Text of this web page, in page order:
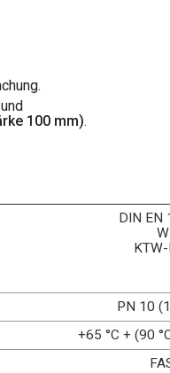
100 mm).
DIN EN
PN 10
+65 °C + (90